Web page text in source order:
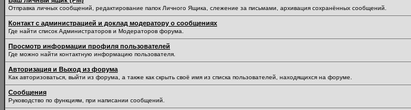
Отправка личных сообщений, редактирование папок Личного Ящика, слежение за письмами, архивация сохранённых сообщений.
Контакт с администрацией и доклад модератору о сообщениях
Где найти список Администраторов и Модераторов форума.
Просмотр информации профиля пользователей
Где можно найти контактную информацию пользователя.
Авторизация и Выход из форума
Как авторизоваться, выйти из форума, а также как скрыть своё имя из списка пользователей, находящихся на форуме.
Сообщения
Руководство по функциям, при написании сообщений.